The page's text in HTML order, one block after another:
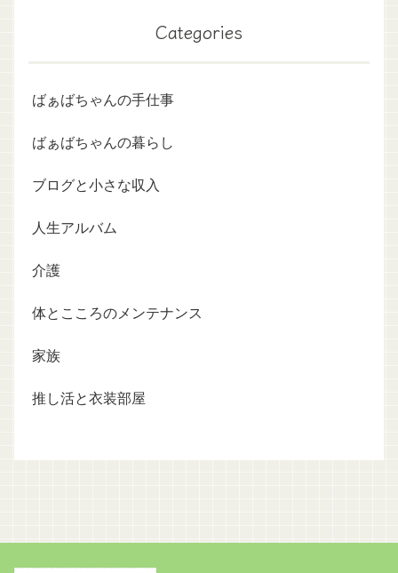
Categories
ばぁばちゃんの手仕事
ばぁばちゃんの暮らし
ブログと小さな収入
人生アルバム
介護
体とこころのメンテナンス
家族
推し活と衣装部屋